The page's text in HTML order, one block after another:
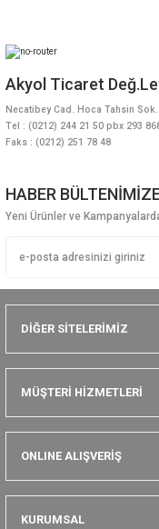
Akyol Ticaret
Necatibey Cad. Hoca Tahsin
Tel : (0212) 244 21 50 pbx 293
Faks : (0212) 251 78 48
HABER
Yeni Ürünler ve
DİĞER SİTELERİMİZ
MÜŞTERİ HİZMETLERİ
ONLINE ALIŞVERİŞ
KURUMSAL